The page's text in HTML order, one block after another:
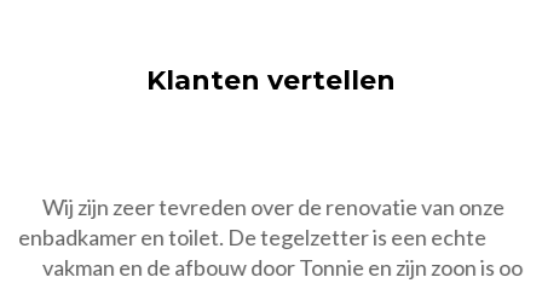
Klanten vertellen
Wij zijn zeer tevreden over de renovatie van onze
badkamer en toilet. De tegelzetter is een echte
vakman en de afbouw door Tonnie en zijn zoon is ook